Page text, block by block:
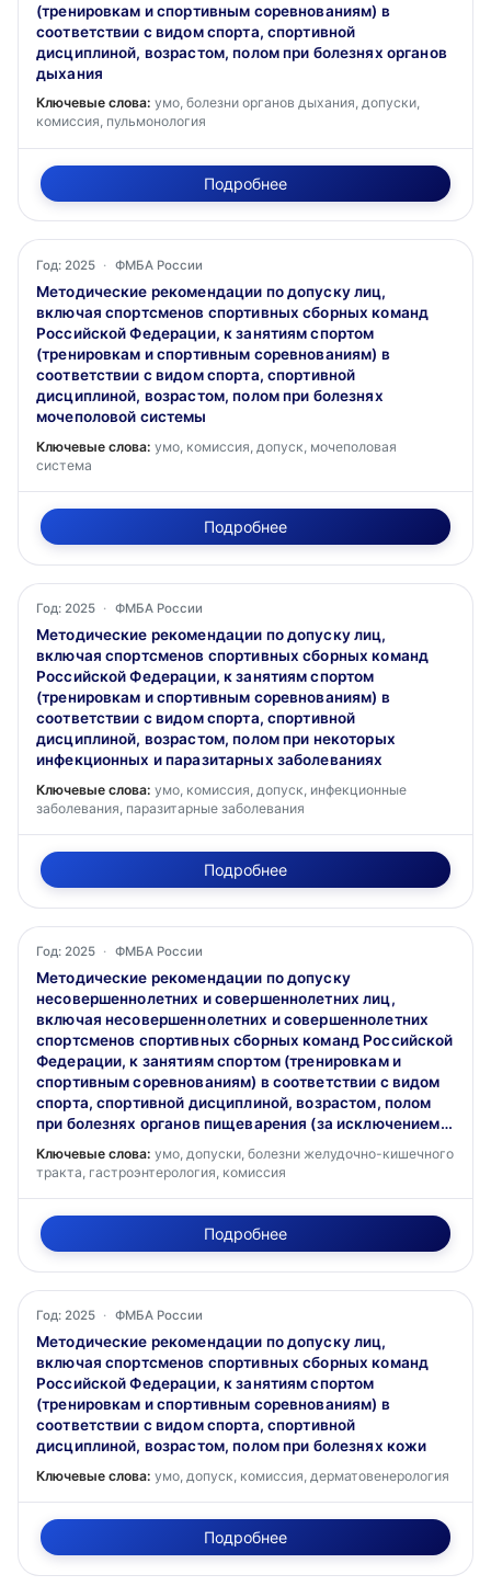
(тренировкам и спортивным соревнованиям) в
соответствии с видом спорта, спортивной
дисциплиной, возрастом, полом при болезнях органов
дыхания
Ключевые слова: умо, болезни органов дыхания, допуски,
комиссия, пульмонология
Подробнее
Год: 2025 · ФМБА России
Методические рекомендации по допуску лиц,
включая спортсменов спортивных сборных команд
Российской Федерации, к занятиям спортом
(тренировкам и спортивным соревнованиям) в
соответствии с видом спорта, спортивной
дисциплиной, возрастом, полом при болезнях
мочеполовой системы
Ключевые слова: умо, комиссия, допуск, мочеполовая
система
Подробнее
Год: 2025 · ФМБА России
Методические рекомендации по допуску лиц,
включая спортсменов спортивных сборных команд
Российской Федерации, к занятиям спортом
(тренировкам и спортивным соревнованиям) в
соответствии с видом спорта, спортивной
дисциплиной, возрастом, полом при некоторых
инфекционных и паразитарных заболеваниях
Ключевые слова: умо, комиссия, допуск, инфекционные
заболевания, паразитарные заболевания
Подробнее
Год: 2025 · ФМБА России
Методические рекомендации по допуску
несовершеннолетних и совершеннолетних лиц,
включая несовершеннолетних и совершеннолетних
спортсменов спортивных сборных команд Российской
Федерации, к занятиям спортом (тренировкам и
спортивным соревнованиям) в соответствии с видом
спорта, спортивной дисциплиной, возрастом, полом
при болезнях органов пищеварения (за исключением
Ключевые слова: умо, допуски, болезни желудочно-кишечного
тракта, гастроэнтерология, комиссия
Подробнее
Год: 2025 · ФМБА России
Методические рекомендации по допуску лиц,
включая спортсменов спортивных сборных команд
Российской Федерации, к занятиям спортом
(тренировкам и спортивным соревнованиям) в
соответствии с видом спорта, спортивной
дисциплиной, возрастом, полом при болезнях кожи
Ключевые слова: умо, допуск, комиссия, дерматовенерология
Подробнее